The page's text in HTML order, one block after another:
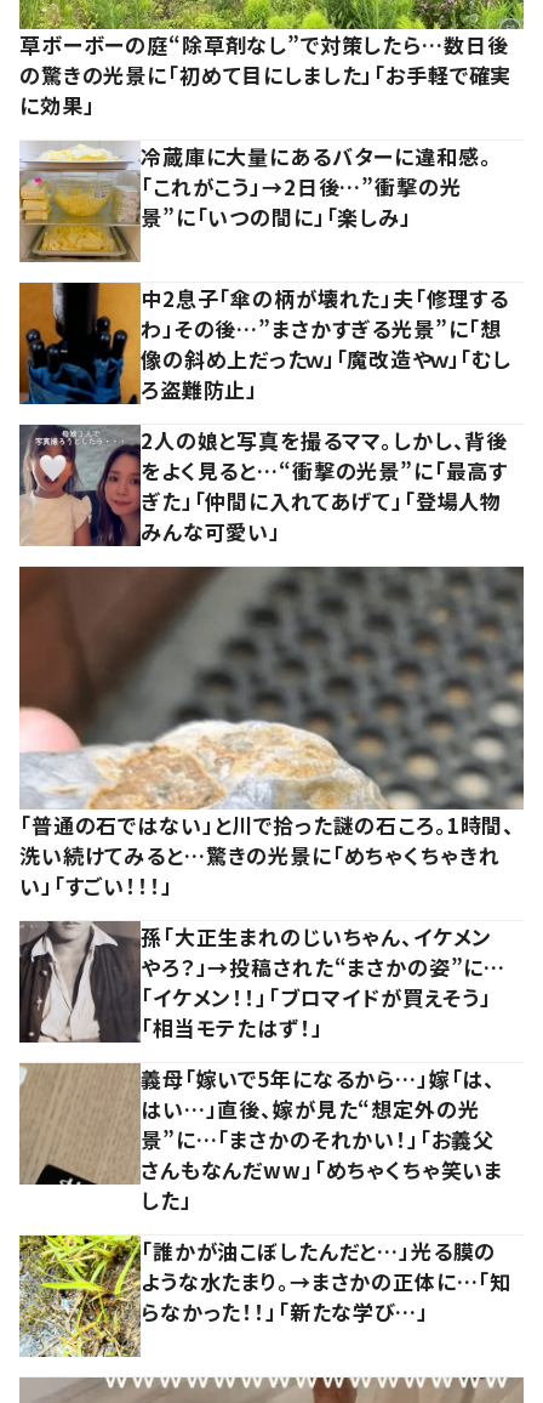
草ボーボーの庭“除草剤なし”で対策したら…数日後
の驚きの光景に「初めて目にしました」「お手軽で確実
に効果」
冷蔵庫に大量にあるバターに違和感。
「これがこう」→2日後…”衝撃の光
景”に「いつの間に」「楽しみ」
中2息子「傘の柄が壊れた」夫「修理する
わ」その後…”まさかすぎる光景”に「想
像の斜め上だったｗ」「魔改造やｗ」「むし
ろ盗難防止」
2人の娘と写真を撮るママ。しかし、背後
をよく見ると…“衝撃の光景”に「最高す
ぎた」「仲間に入れてあげて」「登場人物
みんな可愛い」
「普通の石ではない」と川で拾った謎の石ころ。1時間、
洗い続けてみると…驚きの光景に「めちゃくちゃきれ
い」「すごい！！！」
孫「大正生まれのじいちゃん、イケメン
やろ？」→投稿された“まさかの姿”に…
「イケメン！！」「ブロマイドが買えそう」
「相当モテたはず！」
義母「嫁いで5年になるから…」嫁「は、
はい…」直後、嫁が見た“想定外の光
景”に…「まさかのそれかい！」「お義父
さんもなんだww」「めちゃくちゃ笑いま
した」
「誰かが油こぼしたんだと…」光る膜の
ような水たまり。→まさかの正体に…「知
らなかった！！」「新たな学び…」